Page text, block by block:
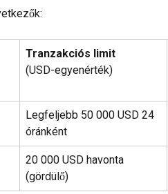
Tranzakciós limit
(USD-egyenérték)
Legfeljebb 50 000 USD 24
óránként
20 000 USD havonta
(gördülő)